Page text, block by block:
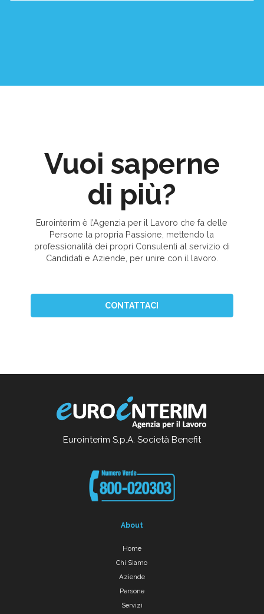
Vuoi saperne
di più?
Eurointerim è l’Agenzia per il Lavoro che fa delle
Persone la propria Passione, mettendo la
professionalità dei propri Consulenti al servizio di
Candidati e Aziende, per unire con il lavoro.
CONTATTACI
Eurointerim S.p.A. Società Benefit
About
Home
Chi Siamo
Aziende
Persone
Servizi